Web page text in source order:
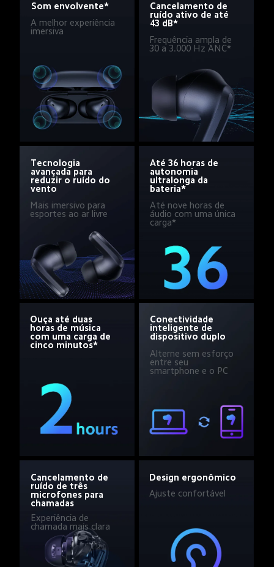
Som envolvente*
A melhor experiência
imersiva
Cancelamento de
ruído ativo de até
43 dB*
Frequência ampla de
30 a 3.000 Hz ANC*
Tecnologia
avançada para
reduzir o ruído do
vento
Mais imersivo para
esportes ao ar livre
Até 36 horas de
autonomia
ultralonga da
bateria*
Até nove horas de
áudio com uma única
carga*
Ouça até duas
horas de música
com uma carga de
cinco minutos*
Conectividade
inteligente de
dispositivo duplo
Alterne sem esforço
entre seu
smartphone e o PC
Cancelamento de
ruído de três
microfones para
chamadas
Experiência de
chamada mais clara
Design ergonômico
Ajuste confortável